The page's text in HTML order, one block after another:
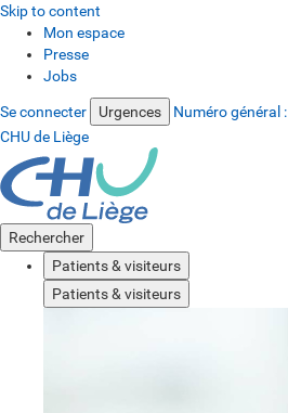
Skip to content
Mon espace
Presse
Jobs
Se connecter Urgences Numéro général :
CHU de Liège
Rechercher
Patients & visiteurs
Patients & visiteurs